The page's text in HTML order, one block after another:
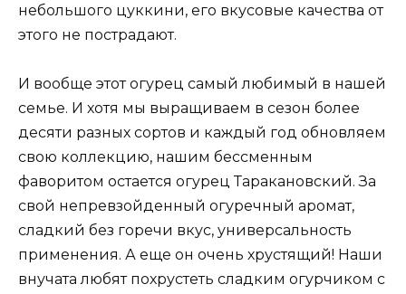
небольшого цуккини, его вкусовые качества от
этого не пострадают.
И вообще этот огурец самый любимый в нашей
семье. И хотя мы выращиваем в сезон более
десяти разных сортов и каждый год обновляем
свою коллекцию, нашим бессменным
фаворитом остается огурец Таракановский. За
свой непревзойденный огуречный аромат,
сладкий без горечи вкус, универсальность
применения. А еще он очень хрустящий! Наши
внучата любят похрустеть сладким огурчиком с